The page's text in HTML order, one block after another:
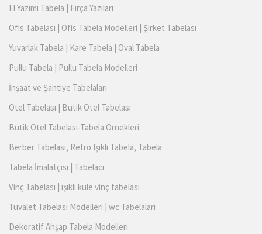
El Yazımı Tabela | Fırça Yazıları
Ofis Tabelası | Ofis Tabela Modelleri | Şirket Tabelası
Yuvarlak Tabela | Kare Tabela | Oval Tabela
Pullu Tabela | Pullu Tabela Modelleri
İnşaat ve Şantiye Tabelaları
Otel Tabelası | Butik Otel Tabelası
Butik Otel Tabelası-Tabela Örnekleri
Berber Tabelası, Retro Işıklı Tabela, Tabela
Tabela İmalatçısı | Tabelacı
Vinç Tabelası | ışıklı kule vinç tabelası
Tuvalet Tabelası Modelleri | wc Tabelaları
Dekoratif Ahşap Tabela Modelleri